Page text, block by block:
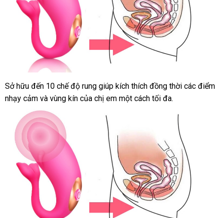
Sở hữu đến 10 chế độ rung giúp kích thích đồng thời nổi
các điểm
nhạy cảm kho
hàng
và vùng kín lắp
của chị em một cách tối đa.